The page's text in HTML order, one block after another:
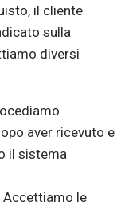
il cliente
sulla
diversi
aver ricevuto e
il sistema
Accettiamo le